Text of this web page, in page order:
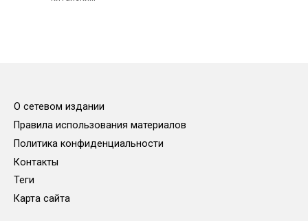
О сетевом издании
Правила использования материалов
Политика конфиденциальности
Контакты
Теги
Карта сайта